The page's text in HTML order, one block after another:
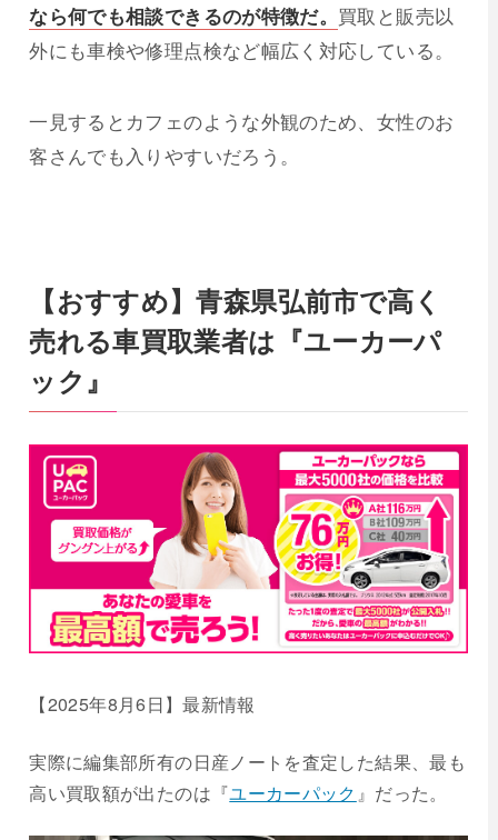
なら何でも相談できるのが特徴だ。 買取と販売以
外にも車検や修理点検など幅広く対応している。
一見するとカフェのような外観のため、女性のお
客さんでも入りやすいだろう。
【おすすめ】青森県弘前市で高く
売れる車買取業者は『ユーカーパ
ック』
【2025年8月6日】最新情報
実際に編集部所有の日産ノートを査定した結果、最も
高い買取額が出たのは『ユーカーパック 』だった。